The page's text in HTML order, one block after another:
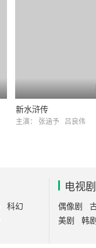
新水浒传
主演： 张涵予 吕良伟
科幻
电视剧
偶像剧
美剧
韩